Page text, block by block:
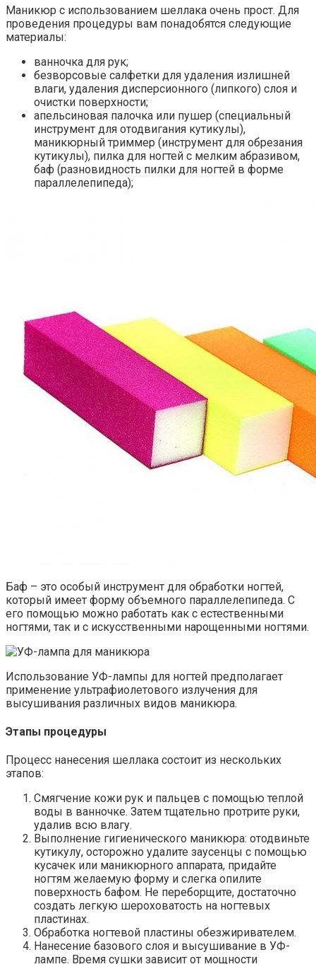
Маникюр с использованием шеллака очень прост. Для
проведения процедуры вам понадобятся следующие
материалы:
ванночка для рук;
безворсовые салфетки для удаления излишней
влаги, удаления дисперсионного (липкого) слоя и
очистки поверхности;
апельсиновая палочка или пушер (специальный
инструмент для отодвигания кутикулы),
маникюрный триммер (инструмент для обрезания
кутикулы), пилка для ногтей с мелким абразивом,
баф (разновидность пилки для ногтей в форме
параллелепипеда);
Баф – это особый инструмент для обработки ногтей,
который имеет форму объемного параллелепипеда. С
его помощью можно работать как с естественными
ногтями, так и с искусственными нарощенными ногтями.
Использование УФ-лампы для ногтей предполагает
применение ультрафиолетового излучения для
высушивания различных видов маникюра.
Этапы процедуры
Процесс нанесения шеллака состоит из нескольких
этапов:
Смягчение кожи рук и пальцев с помощью теплой
воды в ванночке. Затем тщательно протрите руки,
удалив всю влагу.
Выполнение гигиенического маникюра: отодвиньте
кутикулу, осторожно удалите заусенцы с помощью
кусачек или маникюрного аппарата, придайте
ногтям желаемую форму и слегка опилите
поверхность бафом. Не переборщите, достаточно
создать легкую шероховатость на ногтевых
пластинах.
Обработка ногтевой пластины обезжиривателем.
Нанесение базового слоя и высушивание в УФ-
лампе. Время сушки зависит от мощности